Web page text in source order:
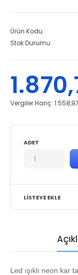
Ürün Kodu:
Stok Durumu:
Vergiler Hariç:
ADET
LISTEYE EKLE
Led ışıklı neon kar